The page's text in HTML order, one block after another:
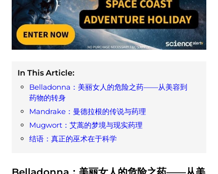
In This Article:
Belladonna：美丽女人的危险之药——从美容到
药物的转身
Mandrake：曼德拉根的传说与药理
Mugwort：艾蒿的梦境与现实药理
结语：真正的巫术在于科学